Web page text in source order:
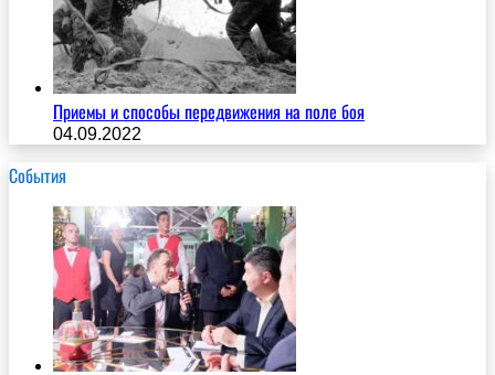
Приемы и способы передвижения на поле боя
04.09.2022
События